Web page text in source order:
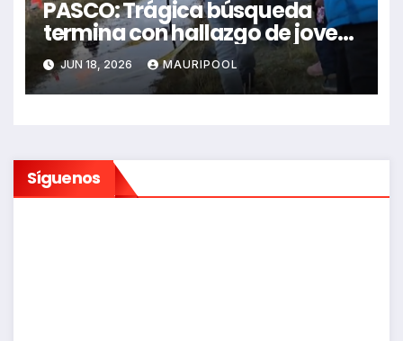
PASCO: Trágica búsqueda
termina con hallazgo de joven
sin vida en Rancas
JUN 18, 2026 MAURIPOOL
Síguenos